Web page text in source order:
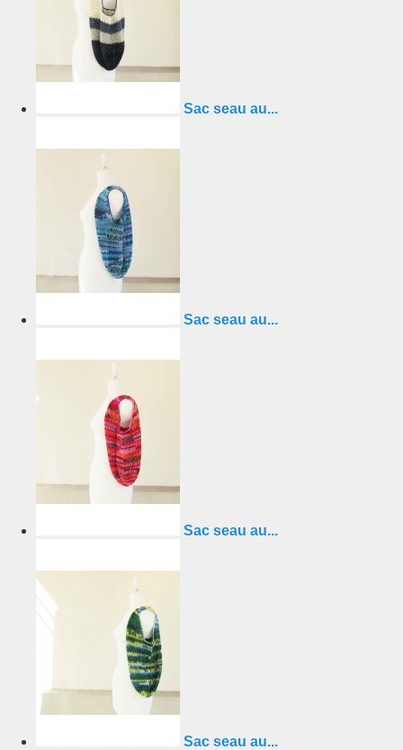
Sac seau au...
Sac seau au...
Sac seau au...
Sac seau au...